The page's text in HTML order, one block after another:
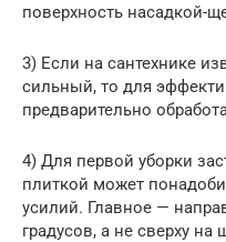
поверхность насадкой-
3) Если на сантехнике
сильный, то для
предварительно
4) Для первой уборки
плиткой может
усилий. Главное —
градусов, а не сверху на